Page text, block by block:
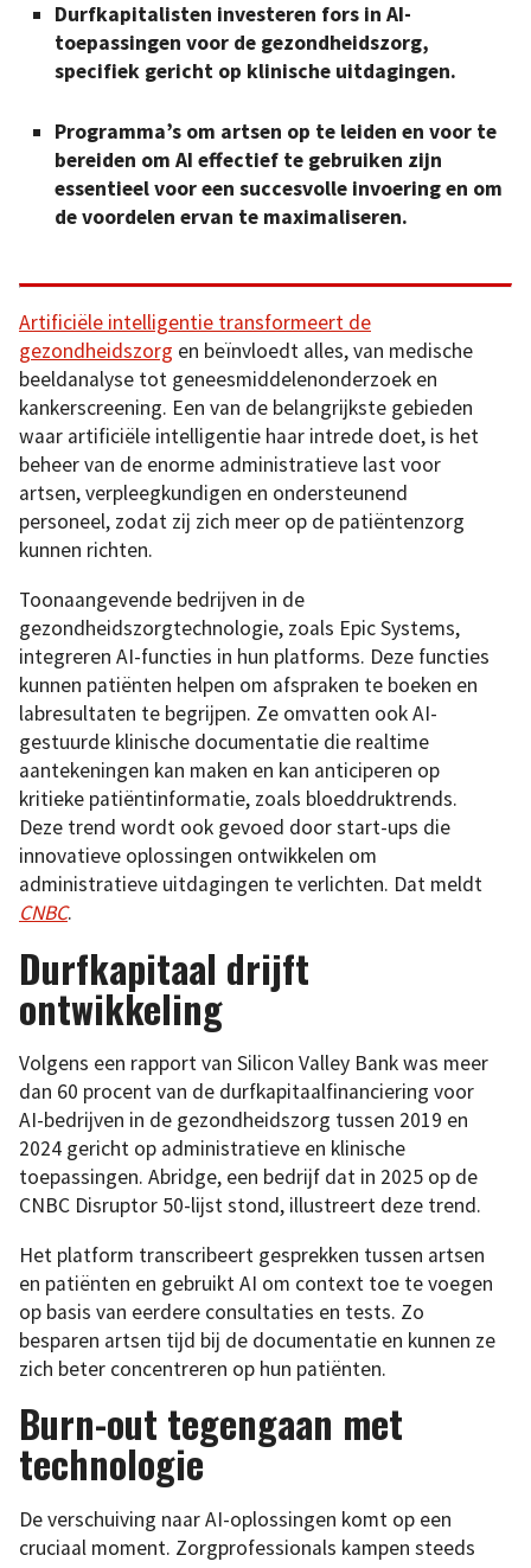
Durfkapitalisten investeren fors in AI-
toepassingen voor de gezondheidszorg,
specifiek gericht op klinische uitdagingen.
Programma’s om artsen op te leiden en voor te
bereiden om AI effectief te gebruiken zijn
essentieel voor een succesvolle invoering en om
de voordelen ervan te maximaliseren.
Artificiële intelligentie transformeert de
gezondheidszorg en beïnvloedt alles, van medische
beeldanalyse tot geneesmiddelenonderzoek en
kankerscreening. Een van de belangrijkste gebieden
waar artificiële intelligentie haar intrede doet, is het
beheer van de enorme administratieve last voor
artsen, verpleegkundigen en ondersteunend
personeel, zodat zij zich meer op de patiëntenzorg
kunnen richten.
Toonaangevende bedrijven in de
gezondheidszorgtechnologie, zoals Epic Systems,
integreren AI-functies in hun platforms. Deze functies
kunnen patiënten helpen om afspraken te boeken en
labresultaten te begrijpen. Ze omvatten ook AI-
gestuurde klinische documentatie die realtime
aantekeningen kan maken en kan anticiperen op
kritieke patiëntinformatie, zoals bloeddruktrends.
Deze trend wordt ook gevoed door start-ups die
innovatieve oplossingen ontwikkelen om
administratieve uitdagingen te verlichten. Dat meldt
CNBC.
Durfkapitaal drijft
ontwikkeling
Volgens een rapport van Silicon Valley Bank was meer
dan 60 procent van de durfkapitaalfinanciering voor
AI-bedrijven in de gezondheidszorg tussen 2019 en
2024 gericht op administratieve en klinische
toepassingen. Abridge, een bedrijf dat in 2025 op de
CNBC Disruptor 50-lijst stond, illustreert deze trend.
Het platform transcribeert gesprekken tussen artsen
en patiënten en gebruikt AI om context toe te voegen
op basis van eerdere consultaties en tests. Zo
besparen artsen tijd bij de documentatie en kunnen ze
zich beter concentreren op hun patiënten.
Burn-out tegengaan met
technologie
De verschuiving naar AI-oplossingen komt op een
cruciaal moment. Zorgprofessionals kampen steeds